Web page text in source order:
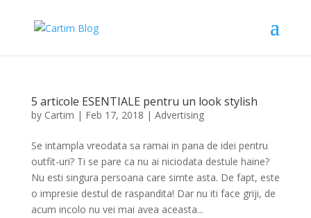
5 articole ESENTIALE pentru un look stylish
by Cartim | Feb 17, 2018 | Advertising
Se intampla vreodata sa ramai in pana de idei pentru
outfit-uri? Ti se pare ca nu ai niciodata destule haine?
Nu esti singura persoana care simte asta. De fapt, este
o impresie destul de raspandita! Dar nu iti face griji, de
acum incolo nu vei mai avea aceasta...